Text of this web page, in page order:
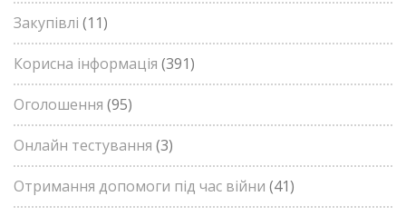
Закупівлі (11)
Корисна інформація (391)
Оголошення (95)
Онлайн тестування (3)
Отримання допомоги під час війни (41)